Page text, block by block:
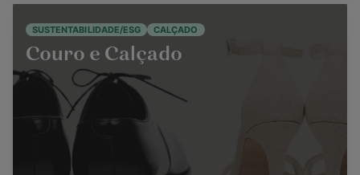
SUSTENTABILIDADE/ESG CALÇADO
Couro e Calçado